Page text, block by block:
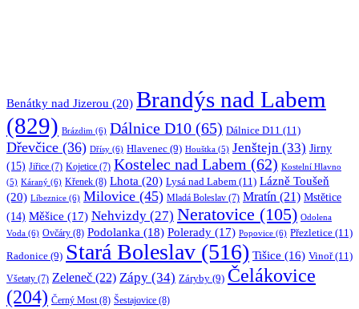
Benátky nad Jizerou (20) Brandýs nad Labem
(829) Brázdim (6) Dálnice D10 (65) Dálnice D11 (11)
Dřevčice (36) Dřísy (6) Hlavenec (9) Houštka (5) Jenštejn (33) Jirny
(15) Jiřice (7) Kojetice (7) Kostelec nad Labem (62) Kostelní Hlavno
(5) Káraný (6) Křenek (8) Lhota (20) Lysá nad Labem (11) Lázně Toušeň
(20) Líbeznice (6) Milovice (45) Mladá Boleslav (7) Mratín (21) Mstětice
(14) Měšice (17) Nehvizdy (27) Neratovice (105) Odolena
Voda (6) Ovčáry (8) Podolanka (18) Polerady (17) Popovice (6) Přezletice (11)
Radonice (9) Stará Boleslav (516) Tišice (16) Vinoř(11)
Všetaty (7) Zeleneč (22) Zápy (34) Záryby (9) Čelákovice
(204) Černý Most(8) Šestajovice (8)